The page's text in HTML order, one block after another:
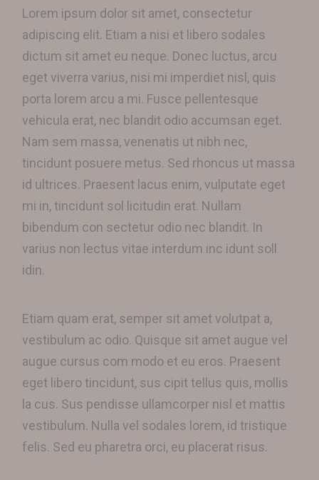
Lorem ipsum dolor sit amet, consectetur
adipiscing elit. Etiam a nisi et libero sodales
dictum sit amet eu neque. Donec luctus, arcu
eget viverra varius, nisi mi imperdiet nisl, quis
porta lorem arcu a mi. Fusce pellentesque
vehicula erat, nec blandit odio accumsan eget.
Nam sem massa, venenatis ut nibh nec,
tincidunt posuere metus. Sed rhoncus ut massa
id ultrices. Praesent lacus enim, vulputate eget
mi in, tincidunt sol licitudin erat. Nullam
bibendum con sectetur odio nec blandit. In
varius non lectus vitae interdum inc idunt soll
idin.
Etiam quam erat, semper sit amet volutpat a,
vestibulum ac odio. Quisque sit amet augue vel
augue cursus com modo et eu eros. Praesent
eget libero tincidunt, sus cipit tellus quis, mollis
la cus. Sus pendisse ullamcorper nisl et mattis
vestibulum. Nulla vel sodales lorem, id tristique
felis. Sed eu pharetra orci, eu placerat risus.